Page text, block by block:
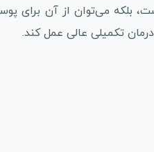
می‌توان از آن برای
تکمیلی عالی عمل کند.